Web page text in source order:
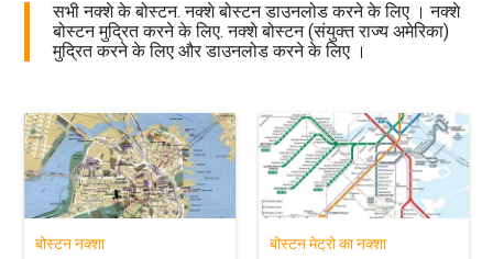
सभी नक्शे के बोस्टन. नक्शे बोस्टन डाउनलोड करने के लिए । नक्शे
बोस्टन मुद्रित करने के लिए. नक्शे बोस्टन (संयुक्त राज्य अमेरिका)
मुद्रित करने के लिए और डाउनलोड करने के लिए ।
बोस्टन नक्शा बोस्टन मेट्रो का नक्शा